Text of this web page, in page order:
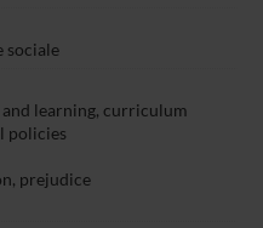
sociale
and learning, curriculum
policies
prejudice